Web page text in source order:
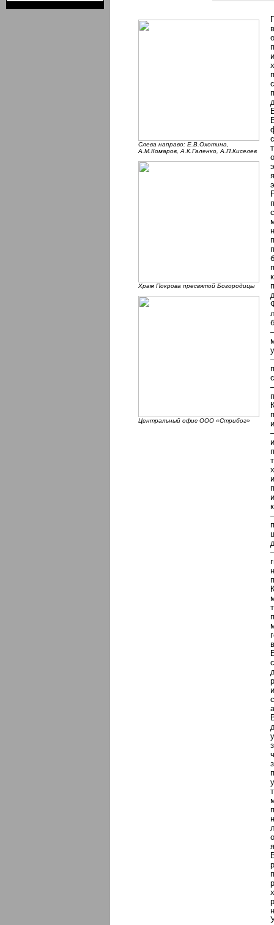
Слева направо: Е.В.Охотина,
А.М.Комаров, А.К.Галенко, А.П.Киселев
Храм Покрова пресвятой Богородицы
Центральный офис ООО «Стрибог»